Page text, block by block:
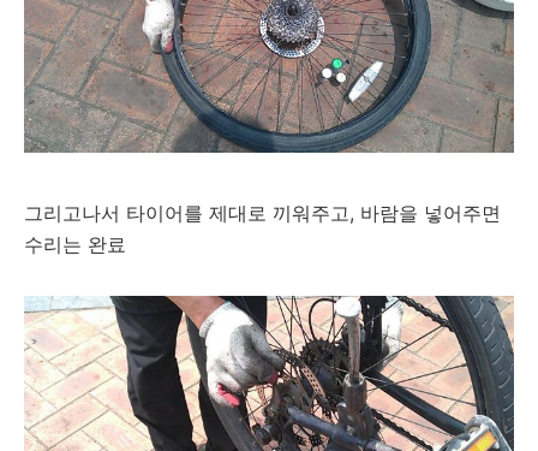
그리고나서 타이어를 제대로 끼워주고, 바람을 넣어주면
수리는 완료